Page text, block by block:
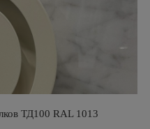
ТД100 RAL 1013